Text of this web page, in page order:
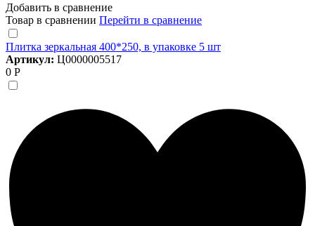
Добавить в сравнение
Товар в сравнении Перейти в сравнение
Плитка зеркальная 400*250, в упаковке 5 шт
Артикул: Ц0000005517
0 Р